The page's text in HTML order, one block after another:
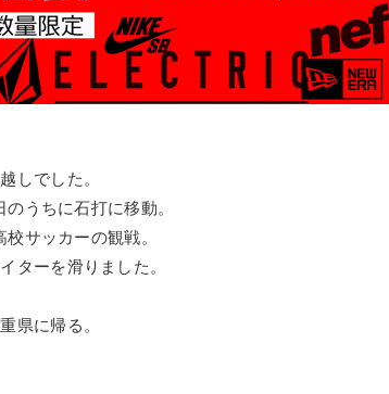
しでした。
うちに石打に移動。
サッカーの観戦。
ターを滑りました。
県に帰る。